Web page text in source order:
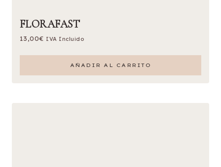
FLORAFAST
13,00€ IVA Incluido
AÑADIR AL CARRITO